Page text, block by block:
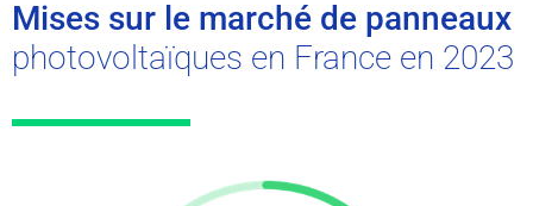
Mises sur le marché de panneaux
photovoltaïques en France en 2023